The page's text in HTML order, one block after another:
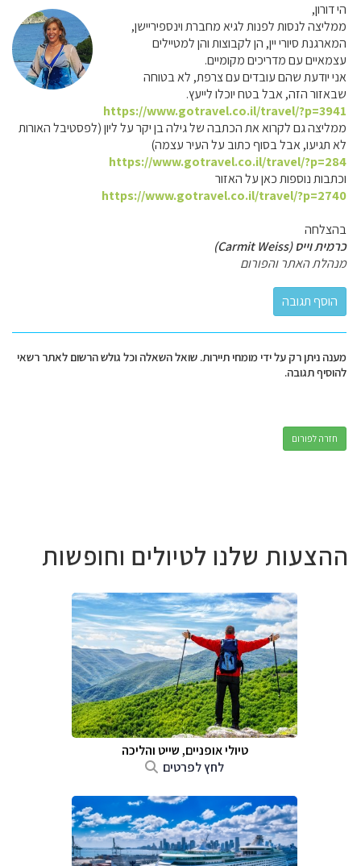
הי דורון,
ממליצה לנסות לפנות לגיא מחברת וינספיריישן,
המארגנת סיורי יין, הן לקבוצות והן למטיילים
עצמאיים עם מדריכים מקומיים.
אני יודעת שהם עובדים עם צרפת, לא בטוחה
שבאזור הזה, אבל בטח יוכלו לייעץ.
https://www.gotravel.co.il/travel/?p=3941
ממליצה גם לקרוא את הכתבה של גילה בן יקר על ליון (לפסטיבל האורות
לא תגיעו, אבל בסוף כתוב על העיר עצמה)
https://www.gotravel.co.il/travel/?p=284
וכתבות נוספות כאן על האזור
https://www.gotravel.co.il/travel/?p=2740
בהצלחה
כרמית וייס (Carmit Weiss)
מנהלת האתר והפורום
מענה ניתן רק על ידי מומחי תיירות. שואל השאלה וכל גולש הרשום לאתר רשאי
להוסיף תגובה.
חזרה לפורום
ההצעות שלנו לטיולים וחופשות
טיולי אופניים, שייט והליכה
לחץ לפרטים